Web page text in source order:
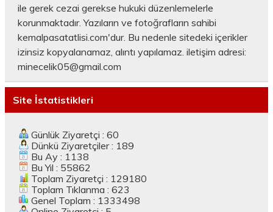
ile gerek cezai gerekse hukuki düzenlemelerle
korunmaktadır. Yazıların ve fotoğrafların sahibi
kemalpasatatlisi.com'dur. Bu nedenle sitedeki içerikler
izinsiz kopyalanamaz, alıntı yapılamaz. iletişim adresi:
minecelik05@gmail.com
Site İstatistikleri
Günlük Ziyaretçi : 60
Dünkü Ziyaretçiler : 189
Bu Ay : 1138
Bu Yıl : 55862
Toplam Ziyaretçi : 129180
Toplam Tıklanma : 623
Genel Toplam : 1333498